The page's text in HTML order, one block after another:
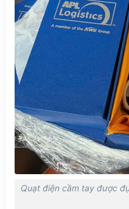
Quạt điện cầm tay được